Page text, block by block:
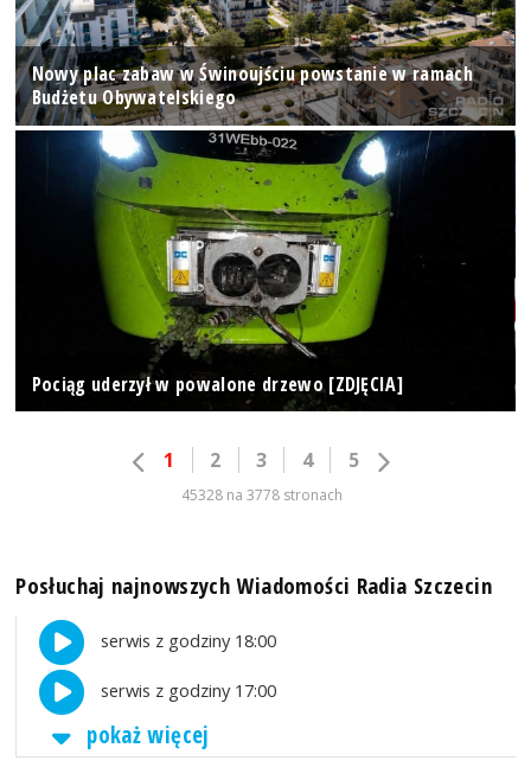
Nowy plac zabaw w Świnoujściu powstanie w ramach
Budżetu Obywatelskiego
Pociąg uderzył w powalone drzewo [ZDJĘCIA]
1 2 3 4 5
45328 na 3778 stronach
Posłuchaj najnowszych Wiadomości Radia Szczecin
serwis z godziny 18:00
serwis z godziny 17:00
pokaż więcej